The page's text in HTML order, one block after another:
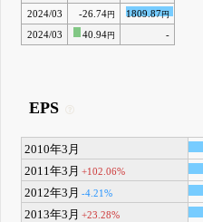
2024/03 -26.74円 1809.87円
2024/03 40.94円 -
EPS
2010年3月
2011年3月 +102.06%
2012年3月 -4.21%
2013年3月 +23.28%